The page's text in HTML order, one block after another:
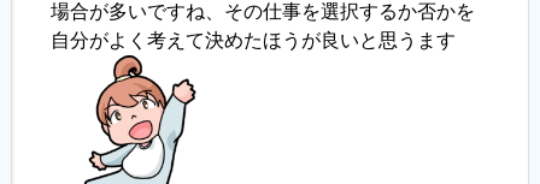
場合が多いですね、その仕事を選択するか否かを
自分がよく考えて決めたほうが良いと思うます